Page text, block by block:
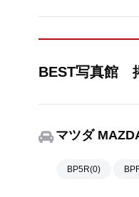
BEST写真館
マツダ
BP5R(0)